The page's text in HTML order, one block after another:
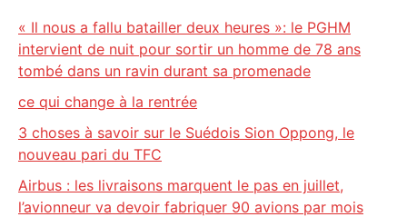
« Il nous a fallu batailler deux heures »: le PGHM
intervient de nuit pour sortir un homme de 78 ans
tombé dans un ravin durant sa promenade
ce qui change à la rentrée
3 choses à savoir sur le Suédois Sion Oppong, le
nouveau pari du TFC
Airbus : les livraisons marquent le pas en juillet,
l’avionneur va devoir fabriquer 90 avions par mois